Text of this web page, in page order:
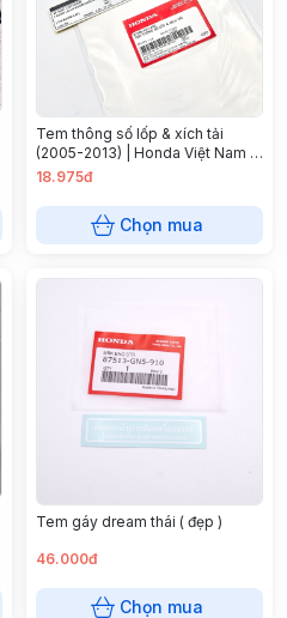
Tem thông số lốp & xích tải
(2005-2013) | Honda Việt Nam |
87505KFV790
18.975đ
Chọn mua
Tem gáy dream thái ( đẹp )
46.000đ
Chọn mua